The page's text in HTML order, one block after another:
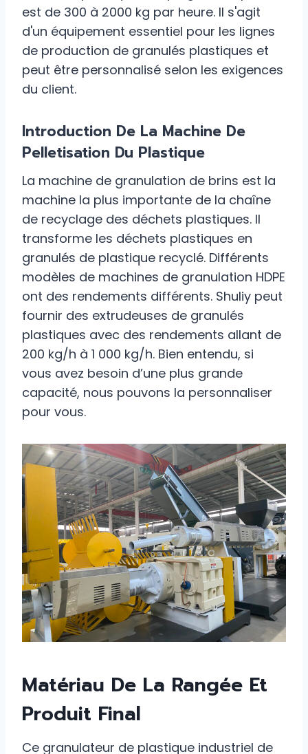
est de 300 à 2000 kg par heure. Il s'agit
d'un équipement essentiel pour les lignes
de production de granulés plastiques et
peut être personnalisé selon les exigences
du client.
Introduction De La Machine De
Pelletisation Du Plastique
La machine de granulation de brins est la
machine la plus importante de la chaîne
de recyclage des déchets plastiques. Il
transforme les déchets plastiques en
granulés de plastique recyclé. Différents
modèles de machines de granulation HDPE
ont des rendements différents. Shuliy peut
fournir des extrudeuses de granulés
plastiques avec des rendements allant de
200 kg/h à 1 000 kg/h. Bien entendu, si
vous avez besoin d’une plus grande
capacité, nous pouvons la personnaliser
pour vous.
Matériau De La Rangée Et
Produit Final
Ce granulateur de plastique industriel de